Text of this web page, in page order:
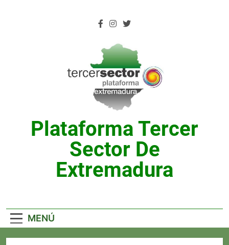
Plataforma Tercer
Sector De
Extremadura
MENÚ